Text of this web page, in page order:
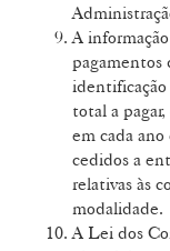
A
pagamentos
identificação
total a
em cada ano
cedidos a
relativas às
modalidade.
A Lei dos